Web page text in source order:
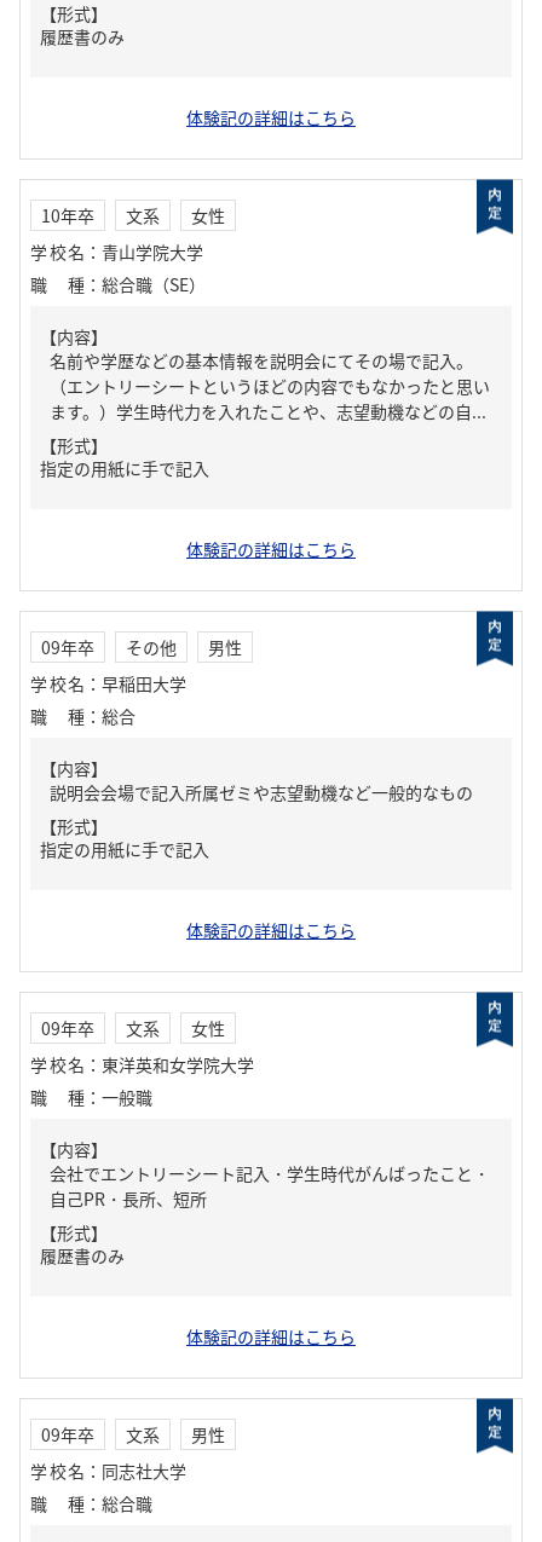
【形式】
履歴書のみ
体験記の詳細はこちら
10年卒 文系
女性
学校名 ： 青山学院大学
職種 ： 総合職（SE）
【内容】
名前や学歴などの基本情報を説明会にてその場で記入。
（エントリーシートというほどの内容でもなかったと思い
ます。）学生時代力を入れたことや、志望動機などの自...
【形式】
指定の用紙に手で記入
体験記の詳細はこちら
09年卒 その他
男性
学校名 ： 早稲田大学
職種 ： 総合
【内容】
説明会会場で記入所属ゼミや志望動機など一般的なもの
【形式】
指定の用紙に手で記入
体験記の詳細はこちら
09年卒 文系
女性
学校名 ： 東洋英和女学院大学
職種 ： 一般職
【内容】
会社でエントリーシート記入・学生時代がんばったこと・
自己PR・長所、短所
【形式】
履歴書のみ
体験記の詳細はこちら
09年卒 文系
男性
学校名 ： 同志社大学
職種 ： 総合職